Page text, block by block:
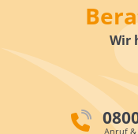
Wir
Anruf &